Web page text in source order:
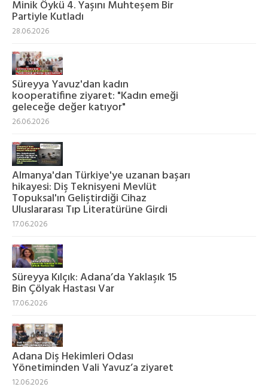
Minik Öykü 4. Yaşını Muhteşem Bir
Partiyle Kutladı
28.06.2026
Süreyya Yavuz'dan kadın
kooperatifine ziyaret: "Kadın emeği
geleceğe değer katıyor"
26.06.2026
Almanya'dan Türkiye'ye uzanan başarı
hikayesi: Diş Teknisyeni Mevlüt
Topuksal'ın Geliştirdiği Cihaz
Uluslararası Tıp Literatürüne Girdi
17.06.2026
Süreyya Kılçık: Adana’da Yaklaşık 15
Bin Çölyak Hastası Var
17.06.2026
Adana Diş Hekimleri Odası
Yönetiminden Vali Yavuz’a ziyaret
12.06.2026